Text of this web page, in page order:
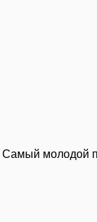
Самый молодой